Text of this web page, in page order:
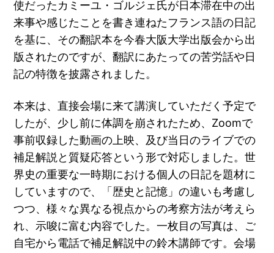
使だったカミーユ・ゴルジェ氏が日本滞在中の出
来事や感じたことを書き連ねたフランス語の日記
を基に、その翻訳本を今春大阪大学出版会から出
版されたのですが、翻訳にあたっての苦労話や日
記の特徴を披露されました。
本来は、直接会場に来て講演していただく予定で
したが、少し前に体調を崩されたため、Zoomで
事前収録した動画の上映、及び当日のライブでの
補足解説と質疑応答という形で対応しました。世
界史の重要な一時期における個人の日記を題材に
していますので、「歴史と記憶」の違いも考慮し
つつ、様々な異なる視点からの考察方法が考えら
れ、示唆に富む内容でした。一枚目の写真は、ご
自宅から電話で補足解説中の鈴木講師です。会場